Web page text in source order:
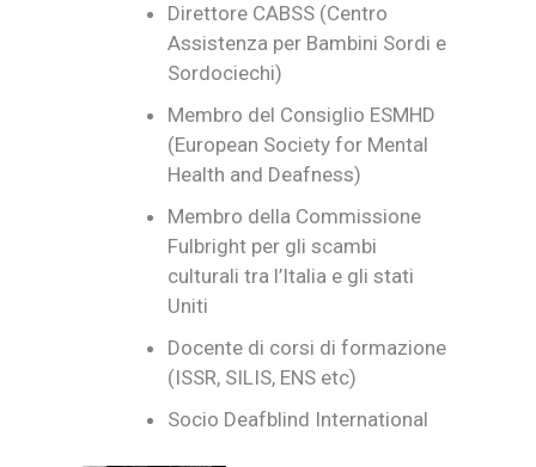
Direttore CABSS (Centro
Assistenza per Bambini Sordi e
Sordociechi)
Membro del Consiglio ESMHD
(European Society for Mental
Health and Deafness)
Membro della Commissione
Fulbright per gli scambi
culturali tra l’Italia e gli stati
Uniti
Docente di corsi di formazione
(ISSR, SILIS, ENS etc)
Socio Deafblind International